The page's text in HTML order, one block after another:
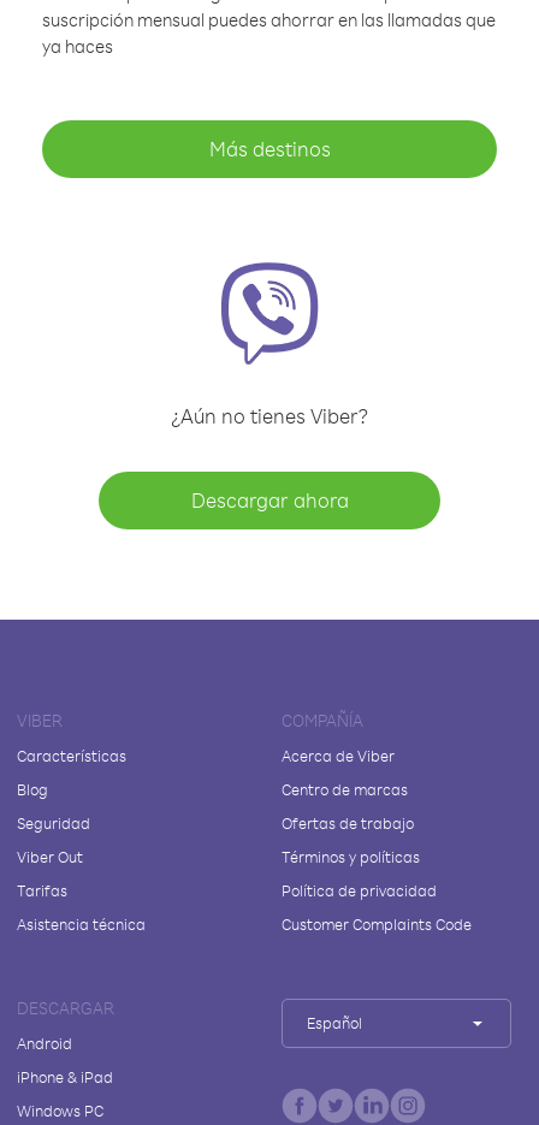
suscripción mensual puedes ahorrar en las llamadas que
ya haces
Más destinos
¿Aún no tienes Viber?
Descargar ahora
VIBER
Características
Blog
Seguridad
Viber Out
Tarifas
Asistencia técnica
COMPAÑÍA
Acerca de Viber
Centro de marcas
Ofertas de trabajo
Términos y políticas
Política de privacidad
Customer Complaints Code
DESCARGAR
Android
iPhone & iPad
Windows PC
Español